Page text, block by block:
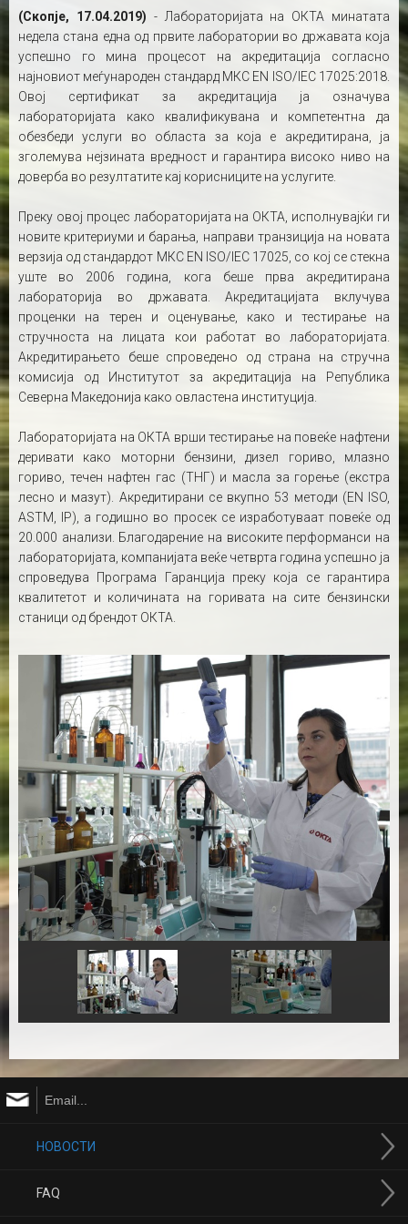
(Скопје, 17.04.2019) - Лабораторијата на ОКТА минатата
недела стана една од првите лаборатории во државата која
успешно го мина процесот на акредитација согласно
најновиот меѓународен стандард МКС EN ISO/IEC 17025:2018.
Овој сертификат за акредитација ја означува
лабораторијата како квалификувана и компетентна да
обезбеди услуги во областа за која е акредитирана, ја
зголемува нејзината вредност и гарантира високо ниво на
доверба во резултатите кај корисниците на услугите.
Преку овој процес лабораторијата на ОКТА, исполнувајќи ги
новите критериуми и барања, направи транзиција на новата
верзија од стандардот МКС EN ISO/IEC 17025, со кој се стекна
уште во 2006 година, кога беше прва акредитирана
лабораторија во државата. Акредитацијата вклучува
проценки на терен и оценување, како и тестирање на
стручноста на лицата кои работат во лабораторијата.
Акредитирањето беше спроведено од страна на стручна
комисија од Институтот за акредитација на Република
Северна Македонија како овластена институција.
Лабораторијата на ОКТА врши тестирање на повеќе нафтени
деривати како моторни бензини, дизел гориво, млазно
гориво, течен нафтен гас (ТНГ) и масла за горење (екстра
лесно и мазут). Акредитирани се вкупно 53 методи (EN ISO,
ASTM, IP), а годишно во просек се изработуваат повеќе од
20.000 анализи. Благодарение на високите перформанси на
лабораторијата, компанијата веќе четврта година успешно ја
спроведува Програма Гаранција преку која се гарантира
квалитетот и количината на горивата на сите бензински
станици од брендот ОКТА.
НОВОСТИ
FAQ